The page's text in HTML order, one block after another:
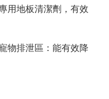
用地板清潔劑，有效
物排泄區：能有效降